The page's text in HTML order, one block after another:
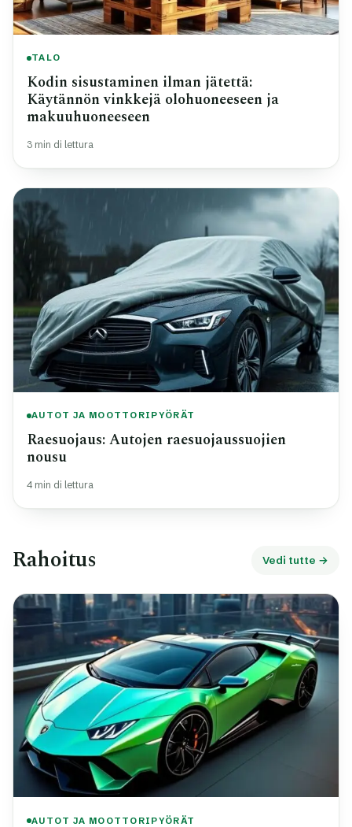
TALO
Kodin sisustaminen ilman jätettä:
Käytännön vinkkejä olohuoneeseen ja
makuuhuoneeseen
3 min di lettura
AUTOT JA MOOTTORIPYÖRÄT
Raesuojaus: Autojen raesuojaussuojien
nousu
4 min di lettura
Rahoitus Vedi tutte →
AUTOT JA MOOTTORIPYÖRÄT